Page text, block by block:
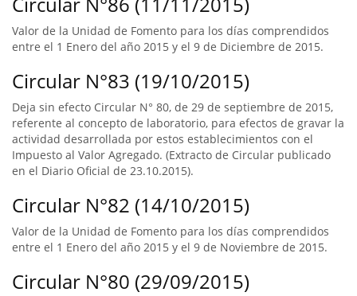
Valor de la Unidad de Fomento para los días comprendidos
entre el 1 Enero del año 2015 y el 9 de Diciembre de 2015.
Circular N°83 (19/10/2015)
Deja sin efecto Circular N° 80, de 29 de septiembre de 2015,
referente al concepto de laboratorio, para efectos de gravar la
actividad desarrollada por estos establecimientos con el
Impuesto al Valor Agregado. (Extracto de Circular publicado
en el Diario Oficial de 23.10.2015).
Circular N°82 (14/10/2015)
Valor de la Unidad de Fomento para los días comprendidos
entre el 1 Enero del año 2015 y el 9 de Noviembre de 2015.
Circular N°80 (29/09/2015)